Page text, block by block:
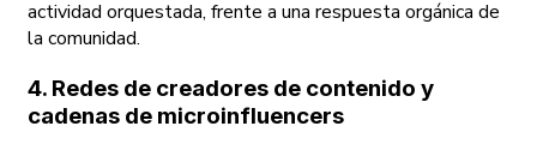
actividad orquestada, frente a una respuesta orgánica de
la comunidad.
4. Redes de creadores de contenido y
cadenas de microinfluencers